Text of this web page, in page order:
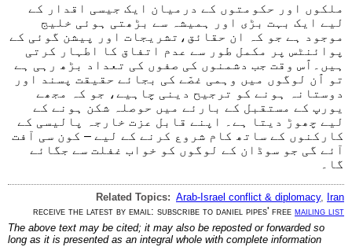
ملکوں اور حکومتوں کے درمیان ایک جیسی اقدار کے
لیے ایک بہت بڑی اور ہمیشہ سے بڑھتی ہوئی خلیج
موجود ہے جو کہ ان حقائق،تشریجات اور پیشن گوئی کے
پوائنٹس پر مکمل طور سے عدم اتفاق کا اطہار کرتی
ہیں۔ٱس وقت جب دشمنوں کی صفوں کی تعداد بڑھ رہی ہے
تو ٱن لوگوں میں وہمی غصّے کی بجائے حقیقت پسند اور
دوستانہ ہونے کو ترجیح دینی چاہیے، جو کہ مجھے
یورپ کے مستقبل کے بارئے میں حوصلہ شکن ہونے کے
لیے چھوڑ دیتا ہے۔ اپنے قابل عزت خارجہ پالیسی کے
کارکنوں کے ساتھ کام شروع کرنے کے لیے – کون سی آفت
آئے گی جو سوڈان کے لوگوں کو خواب غفلت سے جگائے
گا۔
Related Topics: Arab-Israel conflict & diplomacy,
Iran
receive the latest by email: subscribe to daniel pipes' free mailing list
The above text may be cited; it may also be reposted or forwarded so
long as it is presented as an integral whole with complete information